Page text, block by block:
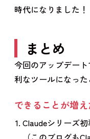
時代になりました！
まとめ
今回のアップデー
利なツールになっ
できることが増
Claudeシリーズ